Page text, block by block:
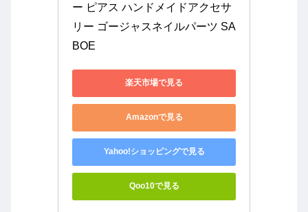
ー ピアス ハンドメイドアクセサ
リー ゴージャスネイルパーツ SA
BOE
楽天市場で見る
Amazonで見る
Yahoo!ショッピングで見る
Qoo10で見る